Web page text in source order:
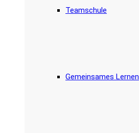
Teamschule
Gemeinsames Lernen